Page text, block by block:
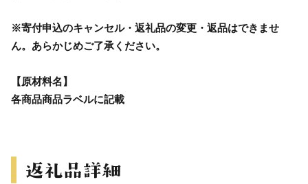
※寄付申込のキャンセル・返礼品の変更・返品はできませ
ん。あらかじめご了承ください。
【原材料名】
各商品商品ラベルに記載